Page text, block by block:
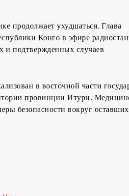
продолжает ухудшаться. Глава
Конго в эфире
и подтвержденных случаев
в восточной части
провинции Итури.
безопасности вокруг